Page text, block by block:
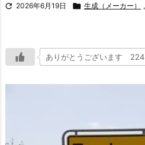
 2026年6月19日  生成（メーカー） ,
ありがとうございます 224